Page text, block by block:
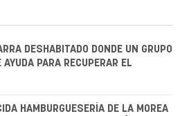
DESHABITADO DONDE UN GRUPO
PARA RECUPERAR EL
HAMBURGUESERÍA DE LA MOREA